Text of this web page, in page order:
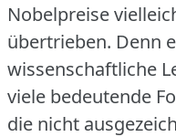
Nobelpreise
übertrieben. Denn
wissenschaftliche
viele bedeutende
die nicht